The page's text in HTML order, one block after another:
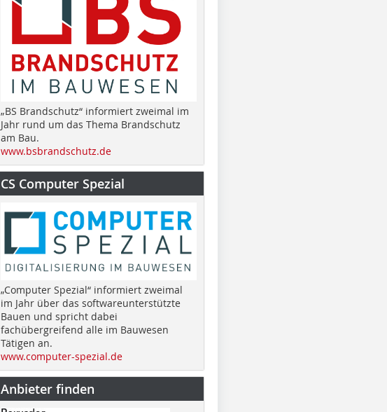
„BS Brandschutz“ informiert zweimal im
Jahr rund um das Thema Brandschutz
am Bau.
www.bsbrandschutz.de
CS Computer Spezial
„Computer Spezial“ informiert zweimal
im Jahr über das softwareunterstützte
Bauen und spricht dabei
fachübergreifend alle im Bauwesen
Tätigen an.
www.computer-spezial.de
Anbieter finden